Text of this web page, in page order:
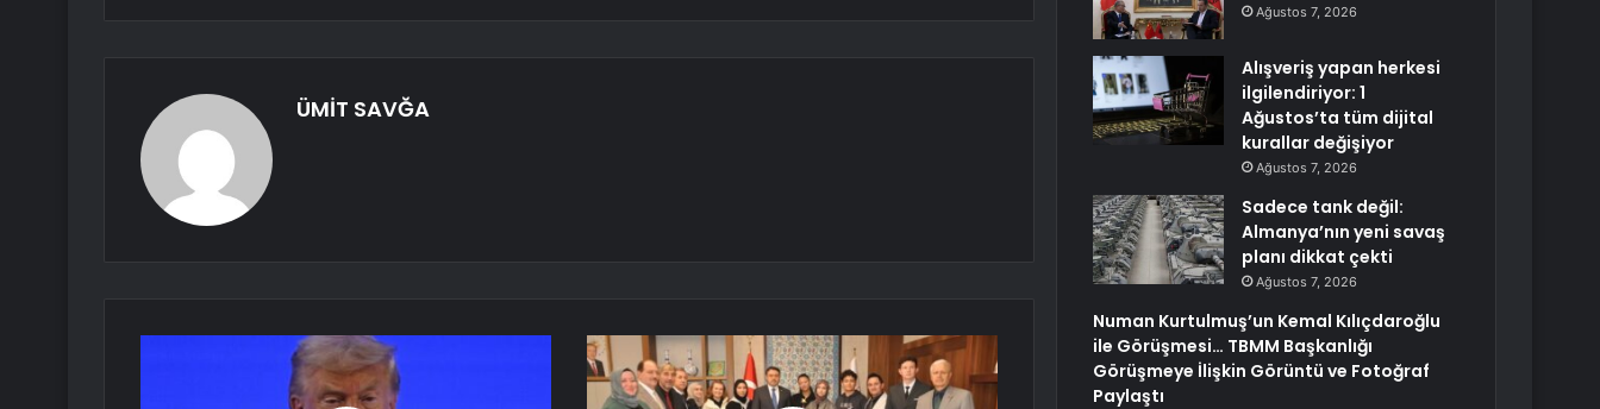
ÜMİT SAVĞA
Ağustos 7, 2026
Alışveriş yapan herkesi
ilgilendiriyor: 1
Ağustos’ta tüm dijital
kurallar değişiyor
Ağustos 7, 2026
Sadece tank değil:
Almanya’nın yeni savaş
planı dikkat çekti
Ağustos 7, 2026
Numan Kurtulmuş’un Kemal Kılıçdaroğlu
ile Görüşmesi… TBMM Başkanlığı
Görüşmeye İlişkin Görüntü ve Fotoğraf
Paylaştı